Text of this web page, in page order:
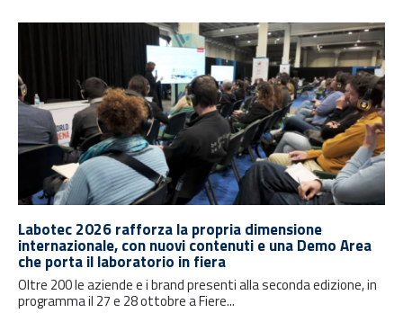
Labotec 2026 rafforza la propria dimensione
internazionale, con nuovi contenuti e una Demo Area
che porta il laboratorio in fiera
Oltre 200 le aziende e i brand presenti alla seconda edizione, in
programma il 27 e 28 ottobre a Fiere...